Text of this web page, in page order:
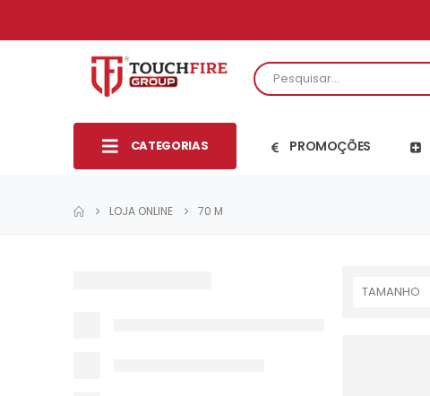
CATEGORIAS PROMOÇÕES
LOJA ONLINE 70 M
TAMANHO